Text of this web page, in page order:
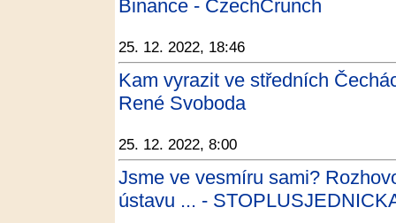
Binance - CzechCrunch
25. 12. 2022, 18:46
Kam vyrazit ve středních
René Svoboda
25. 12. 2022, 8:00
Jsme ve vesmíru sami?
ústavu ... -